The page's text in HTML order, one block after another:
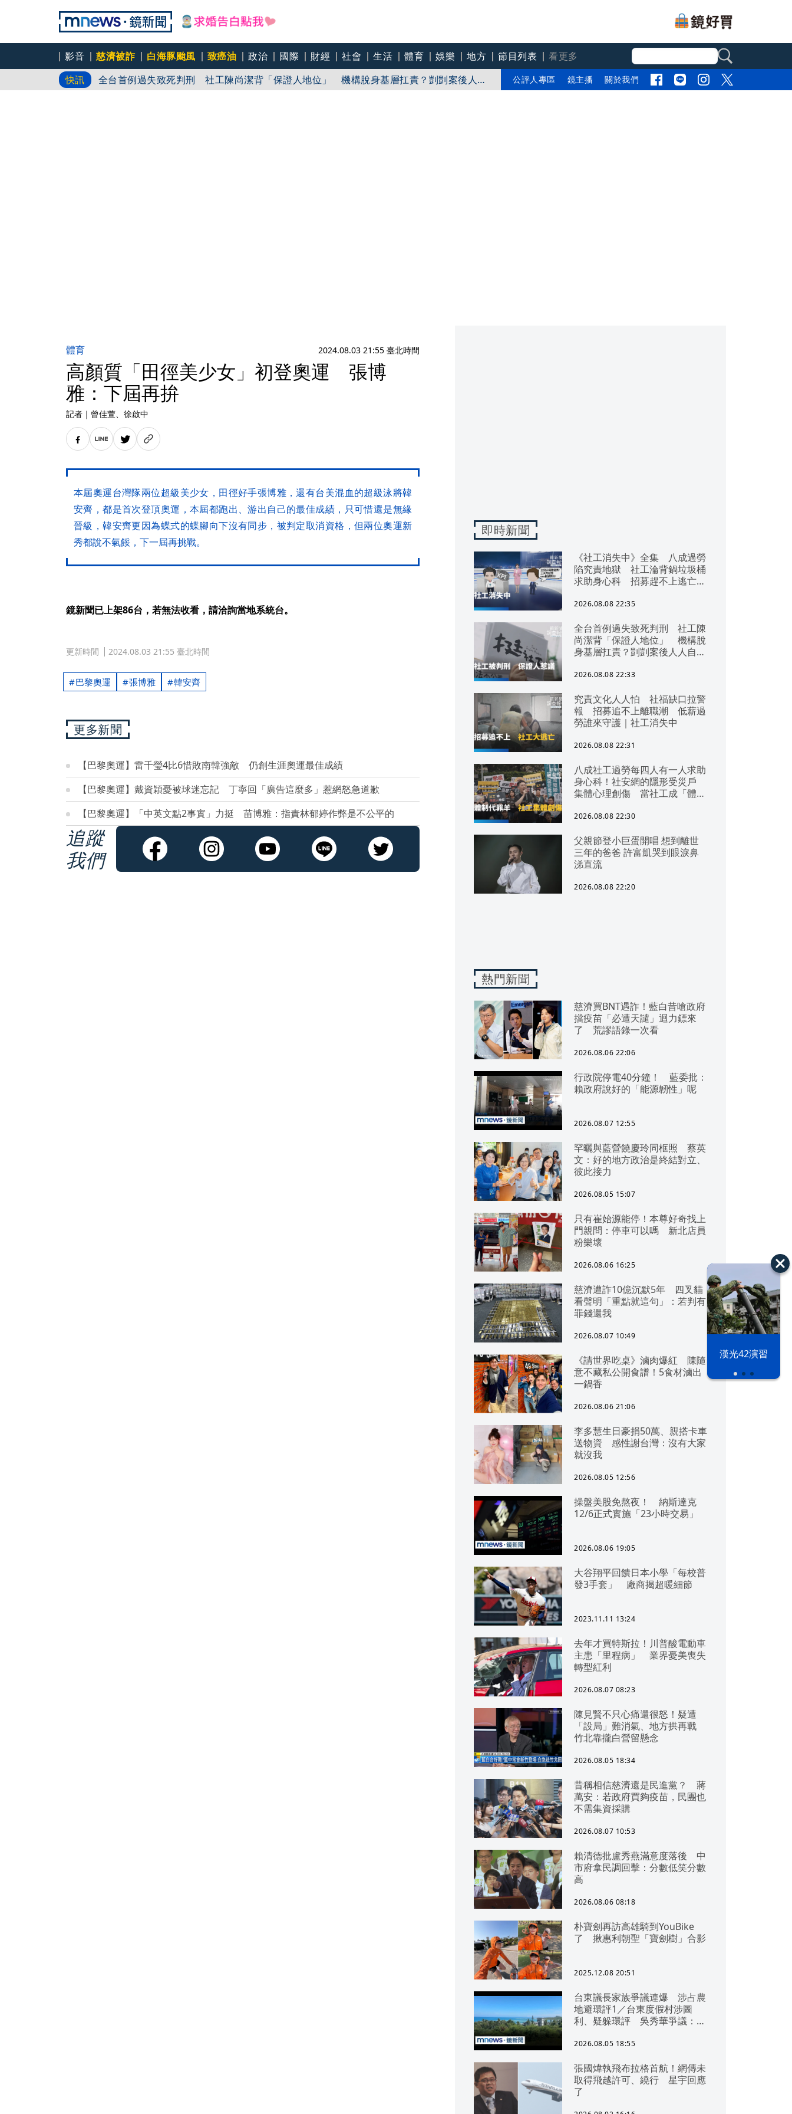
影音 慈濟被詐 白海豚颱風 致癌油 政治 國際 財經 社會 生活 體育 娛樂 地方 節目列表
看更多
快訊
全台首例過失致死判刑 社工陳尚潔背「保證人地位」 機構脫身基層扛責？剴剴案後人人
自危｜社工消失中
究責文化人人怕 社福缺口拉警報 招募追不上離職潮 低薪過勞誰來守護｜社工消失中
公評人專區 鏡主播 關於我們
漢光42演習
體育 2024.08.03 21:55 臺北時間
高顏質「田徑美少女」初登奧運 張博
雅：下屆再拚
記者 ｜ 曾佳萱、徐啟中
本屆奧運台灣隊兩位超級美少女，田徑好手張博雅，還有台美混血的超級泳將韓
安齊，都是首次登頂奧運，本屆都跑出、游出自己的最佳成績，只可惜還是無緣
晉級，韓安齊更因為蝶式的蝶腳向下沒有同步，被判定取消資格，但兩位奧運新
秀都說不氣餒，下一屆再挑戰。
鏡新聞已上架86台，若無法收看，請洽詢當地系統台。
更新時間 2024.08.03 21:55 臺北時間
巴黎奧運 張博雅 韓安齊
更多新聞
【巴黎奧運】雷千瑩4比6惜敗南韓強敵 仍創生涯奧運最佳成績
【巴黎奧運】戴資穎憂被球迷忘記 丁寧回「廣告這麼多」惹網怒急道歉
【巴黎奧運】「中英文點2事實」力挺 苗博雅：指責林郁婷作弊是不公平的
追蹤
我們
即時新聞
《社工消失中》全集 八成過勞
陷究責地獄 社工淪背鍋垃圾桶
求助身心科 招募趕不上逃亡
回捐黑幕 血汗錢遭剝削
2026.08.08 22:35
全台首例過失致死判刑 社工陳
尚潔背「保證人地位」 機構脫
身基層扛責？剴剴案後人人自危
2026.08.08 22:33
究責文化人人怕 社福缺口拉警
報 招募追不上離職潮 低薪過
勞誰來守護｜社工消失中
2026.08.08 22:31
八成社工過勞每四人有一人求助
身心科！社安網的隱形受災戶
集體心理創傷 當社工成「體制
無奈趨勢？耗竭殆盡下的社安網
2026.08.08 22:30
父親節登小巨蛋開唱 想到離世
三年的爸爸 許富凱哭到眼淚鼻
涕直流
2026.08.08 22:20
熱門新聞
慈濟買BNT遇詐！藍白昔嗆政府
擋疫苗「必遭天譴」迴力鏢來
了 荒謬語錄一次看
2026.08.06 22:06
行政院停電40分鐘！ 藍委批：
賴政府說好的「能源韌性」呢
2026.08.07 12:55
罕曬與藍營饒慶玲同框照 蔡英
文：好的地方政治是終結對立、
彼此接力
2026.08.05 15:07
只有崔始源能停！本尊好奇找上
門親問：停車可以嗎 新北店員
粉樂壞
2026.08.06 16:25
慈濟遭詐10億沉默5年 四叉貓
看聲明「重點就這句」：若判有
罪錢還我
2026.08.07 10:49
《請世界吃桌》滷肉爆紅 陳隨
意不藏私公開食譜！5食材滷出
一鍋香
2026.08.06 21:06
李多慧生日豪捐50萬、親搭卡車
送物資 感性謝台灣：沒有大家
就沒我
2026.08.05 12:56
操盤美股免熬夜！ 納斯達克
12/6正式實施「23小時交易」
2026.08.06 19:05
大谷翔平回饋日本小學「每校普
發3手套」 廠商揭超暖細節
2023.11.11 13:24
去年才買特斯拉！川普酸電動車
主患「里程病」 業界憂美喪失
轉型紅利
2026.08.07 08:23
陳見賢不只心痛還很怒！疑遭
「設局」難消氣、地方拱再戰
竹北靠攏白營留懸念
2026.08.05 18:34
昔稱相信慈濟還是民進黨？ 蔣
萬安：若政府買夠疫苗，民團也
不需集資採購
2026.08.07 10:53
賴清德批盧秀燕滿意度落後 中
市府拿民調回擊：分數低笑分數
高
2026.08.06 08:18
朴寶劍再訪高雄騎到YouBike
了 揪惠利朝聖「寶劍樹」合影
2025.12.08 20:51
台東議長家族爭議連爆 涉占農
地避環評1／台東度假村涉圖
利、疑躲環評 吳秀華爭議：概
2026.08.05 18:55
張國煒執飛布拉格首航！網傳未
取得飛越許可、繞行 星宇回應
了